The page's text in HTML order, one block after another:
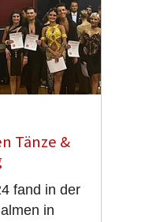
Tänze &
fand in der
in